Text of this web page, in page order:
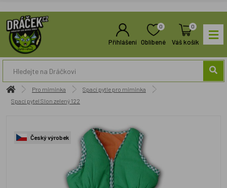
Přihlášení
0
Oblíbené
0
Váš košík
Pro miminka
Spací pytle pro miminka
Spací pytel Slon zelený 122
Český výrobek